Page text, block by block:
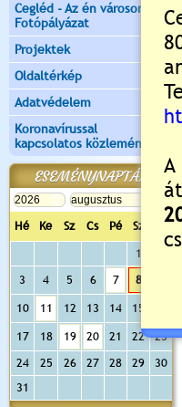
Cegléd - Az én városom -
Fotópályázat
Projektek
Oldaltérkép
Adatvédelem
Koronavírussal
kapcsolatos közlemények
ESEMÉNYNAPTÁR
Hé Ke Sz Cs Pé Sz
Va
1
3
4 5 6 7 8
10 11 12 13 14 15
17 18 19 20 21 22
23
24
25 26 27 28 29
30
31